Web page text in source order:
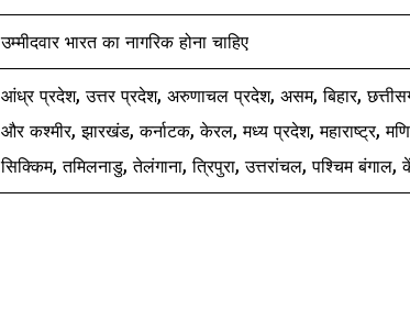
उम्मीदवार भारत का नागरिक होना चाहिए
आंध्र प्रदेश, उत्तर प्रदेश, अरुणाचल प्रदेश, असम, बिहार,
और कश्मीर, झारखंड, कर्नाटक, केरल, मध्य प्रदेश, महाराष्ट्र,
सिक्किम, तमिलनाडु, तेलंगाना, त्रिपुरा, उत्तरांचल, पश्चिम